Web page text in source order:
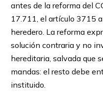
antes de la reforma del
17.711, el ar­tícu­lo 3715
heredero. La reforma
solución contraria y no
hereditaria, salvada que
mandas: el resto debe
instituido.